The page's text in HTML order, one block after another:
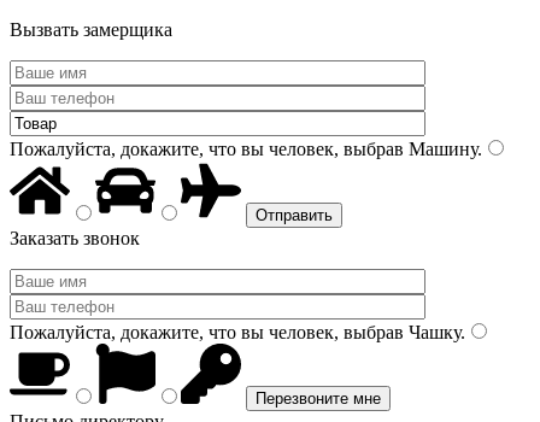
Вызвать замерщика
Пожалуйста, докажите, что вы человек, выбрав Машину.
Заказать звонок
Пожалуйста, докажите, что вы человек, выбрав Чашку.